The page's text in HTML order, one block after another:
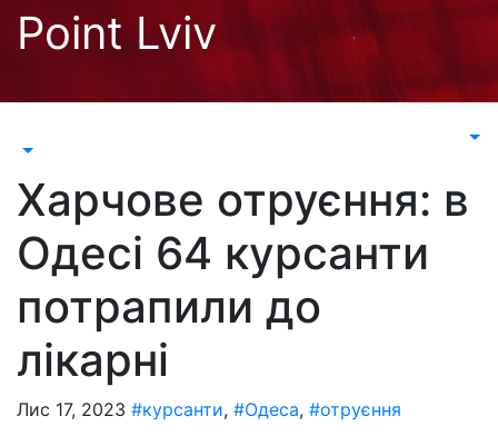
Перейти
Point Lviv
Харчове отруєння: в
Одесі 64 курсанти
потрапили до
лікарні
Лис 17, 2023 #курсанти, #Одеса, #отруєння